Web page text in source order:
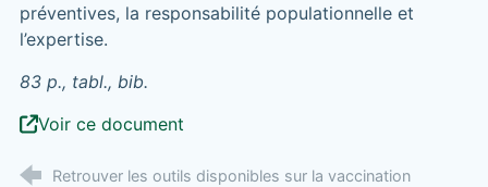
préventives, la responsabilité populationnelle et
l’expertise.
83 p., tabl., bib.
Voir ce document
Retrouver les outils disponibles sur la vaccination